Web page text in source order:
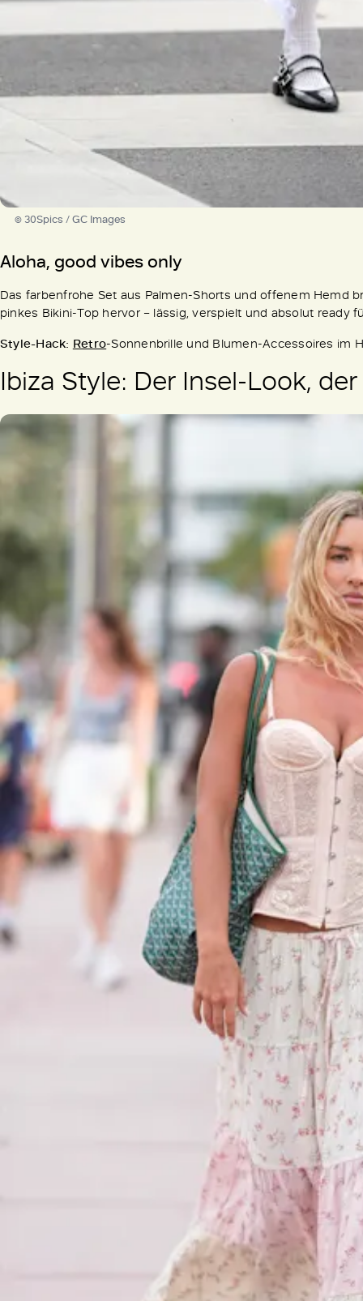
© 30Spics / GC Images
Aloha, good vibes only
Das farbenfrohe Set aus Palmen-Shorts und offenem Hemd
pinkes Bikini-Top hervor – lässig, verspielt und absolut ready
Style-Hack: Retro-Sonnenbrille und Blumen-Accessoires im
Ibiza Style: Der Insel-Look,